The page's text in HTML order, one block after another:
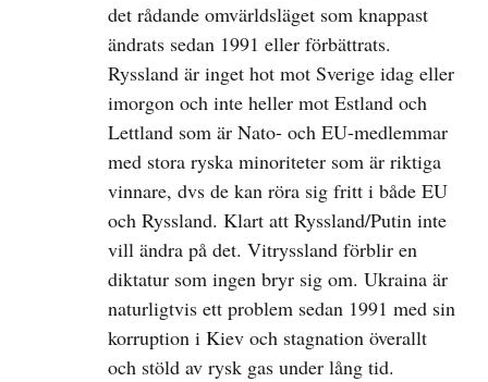
det rådande omvärldsläget som knappast
ändrats sedan 1991 eller förbättrats.
Ryssland är inget hot mot Sverige idag eller
imorgon och inte heller mot Estland och
Lettland som är Nato- och EU-medlemmar
med stora ryska minoriteter som är riktiga
vinnare, dvs de kan röra sig fritt i både EU
och Ryssland. Klart att Ryssland/Putin inte
vill ändra på det. Vitryssland förblir en
diktatur som ingen bryr sig om. Ukraina är
naturligtvis ett problem sedan 1991 med sin
korruption i Kiev och stagnation överallt
och stöld av rysk gas under lång tid.